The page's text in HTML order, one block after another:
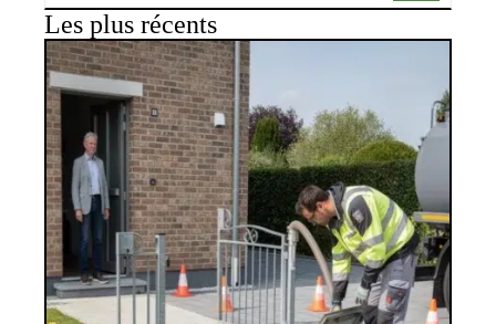
Les plus récents